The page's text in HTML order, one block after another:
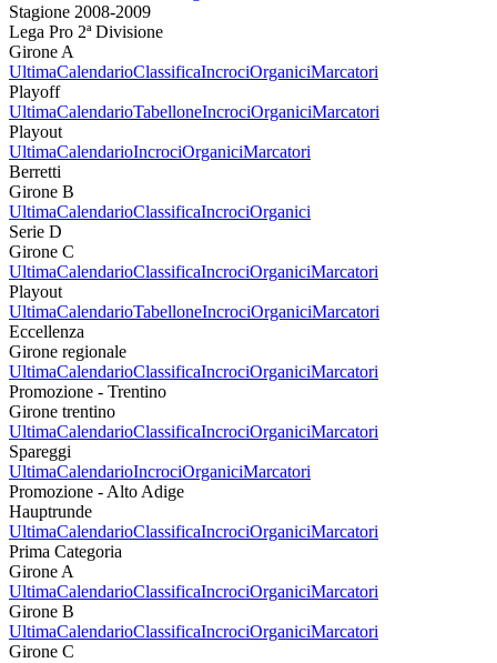
Stagione 2008-2009
Lega Pro 2ª Divisione
Girone A
UltimaCalendarioClassificaIncrociOrganiciMarcatori
Playoff
UltimaCalendarioTabelloneIncrociOrganiciMarcatori
Playout
UltimaCalendarioIncrociOrganiciMarcatori
Berretti
Girone B
UltimaCalendarioClassificaIncrociOrganici
Serie D
Girone C
UltimaCalendarioClassificaIncrociOrganiciMarcatori
Playout
UltimaCalendarioTabelloneIncrociOrganiciMarcatori
Eccellenza
Girone regionale
UltimaCalendarioClassificaIncrociOrganiciMarcatori
Promozione - Trentino
Girone trentino
UltimaCalendarioClassificaIncrociOrganiciMarcatori
Spareggi
UltimaCalendarioIncrociOrganiciMarcatori
Promozione - Alto Adige
Hauptrunde
UltimaCalendarioClassificaIncrociOrganiciMarcatori
Prima Categoria
Girone A
UltimaCalendarioClassificaIncrociOrganiciMarcatori
Girone B
UltimaCalendarioClassificaIncrociOrganiciMarcatori
Girone C